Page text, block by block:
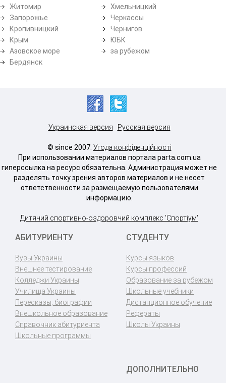
Житомир
Запорожье
Кропивницкий
Крым
Азовское море
Бердянск
Хмельницкий
Черкассы
Чернигов
ЮБК
за рубежом
Украинская версия Русская версия
© since 2007. Угода конфіденційності
При использовании материалов портала parta.com.ua
гиперссылка на ресурс обязательна. Администрация может не
разделять точку зрения авторов материалов и не несет
ответственности за размещаемую пользователями
информацию.
Дитячий спортивно-оздоровчий комплекс 'Спортіум'
АБИТУРИЕНТУ
Вузы Украины
Внешнее тестирование
Колледжи Украины
Училища Украины
Пересказы, биографии
Внешкольное образование
Справочник абитуриента
Школьные программы
СТУДЕНТУ
Курсы языков
Курсы профессий
Образование за рубежом
Школьные учебники
Дистанционное обучение
Рефераты
Школы Украины
ДОПОЛНИТЕЛЬНО